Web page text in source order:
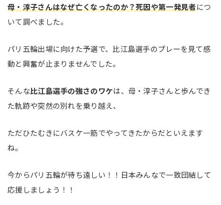
母・淳子さんはなぜ亡くなったのか？死因や第一発見者につ
いて調べました。
パリ五輪出場に向けた予選で、比江島選手のプレーを見て感
動と興奮が止まりませんでした。
そんな比江島選手の強さのワケは、母・淳子さんと歩んでき
た軌跡や突然の別れを乗り越え、
ただひたむきにバスケ一筋でやってきたからだといえます
ね。
今からパリ五輪が待ち遠しい！！日本みんなで一致団結して
応援しましょう！！